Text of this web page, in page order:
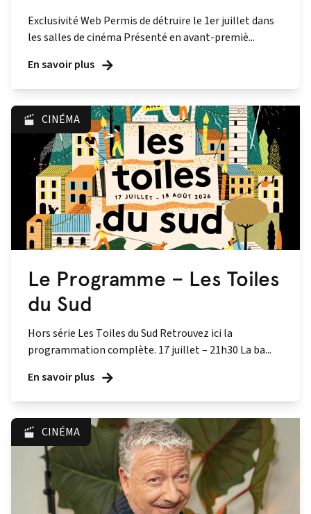
Exclusivité Web Permis de détruire le 1er juillet dans
les salles de cinéma Présenté en avant‑premiè...
En savoir plus
CINÉMA
Le Programme – Les Toiles
du Sud
Hors série Les Toiles du Sud Retrouvez ici la
programmation complète. 17 juillet – 21h30 La ba...
En savoir plus
CINÉMA